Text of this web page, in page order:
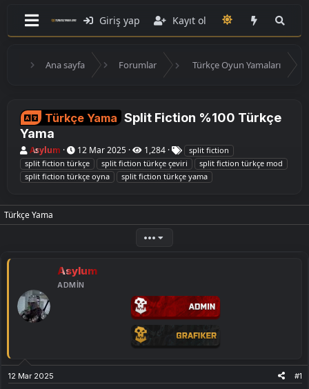
Giriş yap Kayıt ol
Ana sayfa Forumlar Türkçe Oyun Yamaları
Türkçe Yama Split Fiction %100 Türkçe
Yama
K
o
n
u
B
a
Asylum
B
a
ş
l
ı
i
h
12 Mar 2025 1,284
E
t
i
k
e
split fiction
split fiction türkçe
split fiction türkçe çeviri
split fiction türkçe mod
split fiction türkçe oyna
split fiction türkçe yama
Türkçe Yama
•••
Asylum
ADMIN
12 Mar 2025 #1